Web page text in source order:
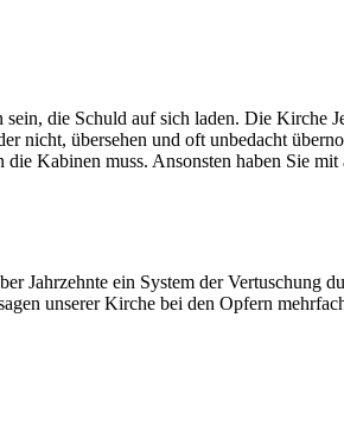
die Schuld auf sich laden. Die Kirche
nicht, übersehen und oft unbedacht
Kabinen muss. Ansonsten haben Sie
Jahrzehnte ein System der Vertuschung
unserer Kirche bei den Opfern